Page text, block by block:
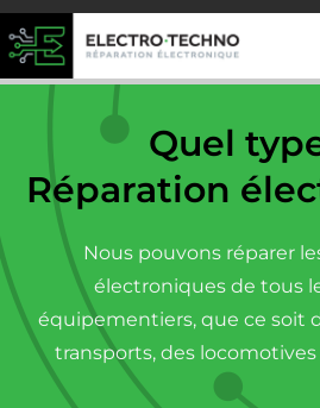
Quel
Réparation
Nous pouvons réparer
électroniques de tous
équipementiers, que ce soit
transports, des locomotives